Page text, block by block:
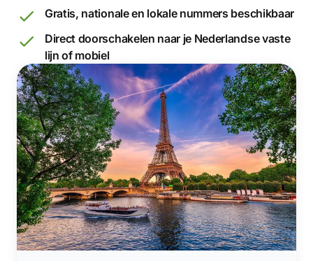
Gratis, nationale en lokale nummers beschikbaar
Direct doorschakelen naar je Nederlandse vaste
lijn of mobiel